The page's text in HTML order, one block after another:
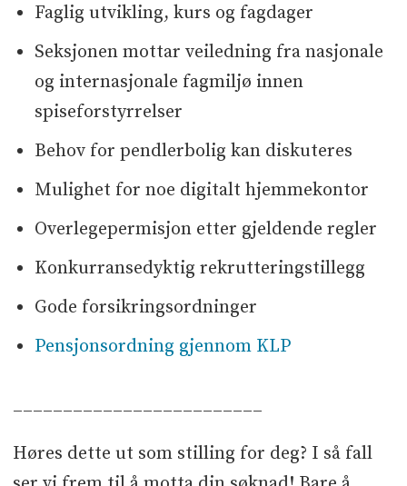
Faglig utvikling, kurs og fagdager
Seksjonen mottar veiledning fra nasjonale
og internasjonale fagmiljø innen
spiseforstyrrelser
Behov for pendlerbolig kan diskuteres
Mulighet for noe digitalt hjemmekontor
Overlegepermisjon etter gjeldende regler
Konkurransedyktig rekrutteringstillegg
Gode forsikringsordninger
Pensjonsordning gjennom KLP
_________________________
Høres dette ut som stilling for deg? I så fall